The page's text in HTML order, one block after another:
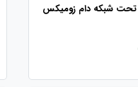
تحت شبکه دام زومیکس